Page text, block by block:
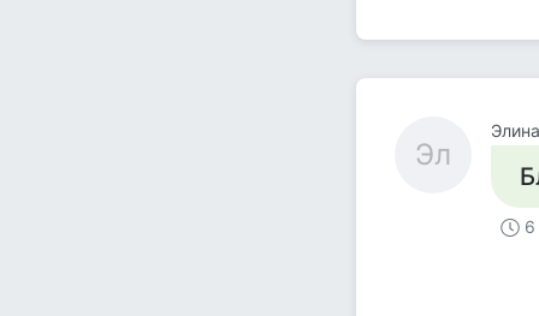
Эл
Элина
6